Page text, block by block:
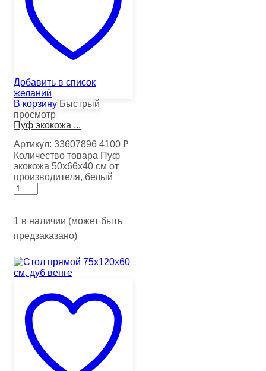
Добавить в список
желаний
В корзину Быстрый
просмотр
Пуф экокожа ...
Артикул: 33607896 4100 ₽
Количество товара Пуф
экокожа 50х66х40 см от
производителя, белый
1 в наличии (может быть
предзаказано)